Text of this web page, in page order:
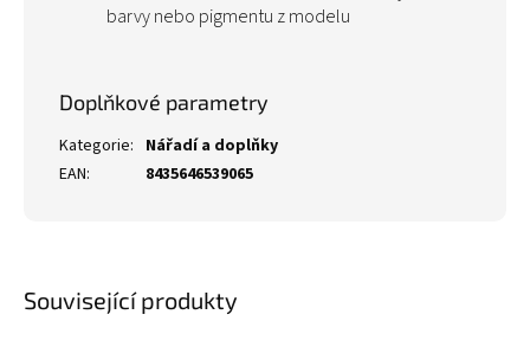
Související produkty
barvy nebo pigmentu z modelu
Doplňkové parametry
Kategorie: Nářadí a doplňky
EAN: 8435646539065